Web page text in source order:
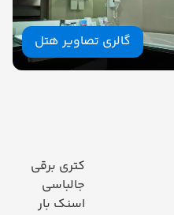
گالری تصاویر هتل
کتری برقی
جالباسی
اسنک بار